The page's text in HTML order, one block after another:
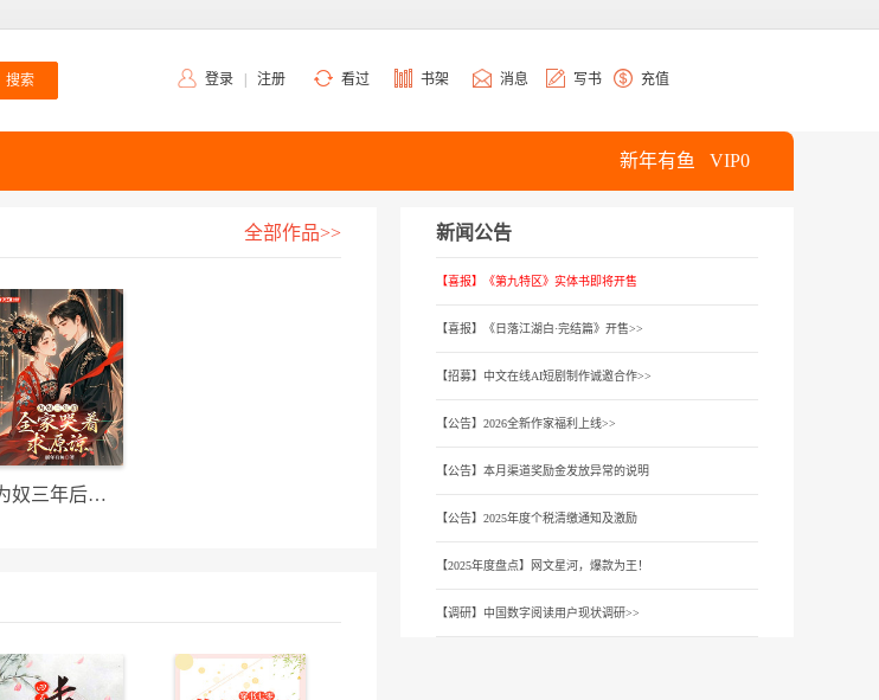
登录 注册 看过 书架 消息 写书 充值
新年有鱼 VIP0
全部作品>>
为奴三年后，全家哭着求原谅？
新闻公告
【喜报】《第九特区》实体书即将开售
【喜报】《日落江湖白·完结篇》开售>>
【招募】中文在线AI短剧制作诚邀合作>>
【公告】2026全新作家福利上线>>
【公告】本月渠道奖励金发放异常的说明
【公告】2025年度个税清缴通知及激励
【2025年度盘点】网文星河，爆款为王！
【调研】中国数字阅读用户现状调研>>